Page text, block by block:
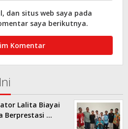
dan situs web saya pada
saya berikutnya.
Lalita Biayai
Berprestasi …